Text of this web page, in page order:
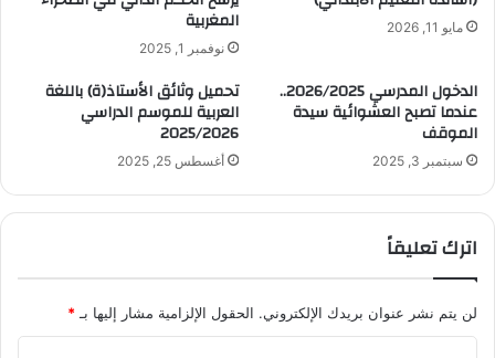
مايو 11, 2026 المغربية
نوفمبر 1, 2025
الدخول المدرسي 2026/2025..
عندما تصبح العشوائية سيدة
الموقف
سبتمبر 3, 2025
تحميل وثائق الأستاذ(ة) باللغة
العربية للموسم الدراسي
2025/2026
أغسطس 25, 2025
اترك تعليقاً
لن يتم نشر عنوان بريدك الإلكتروني. الحقول الإلزامية مشار إليها بـ*